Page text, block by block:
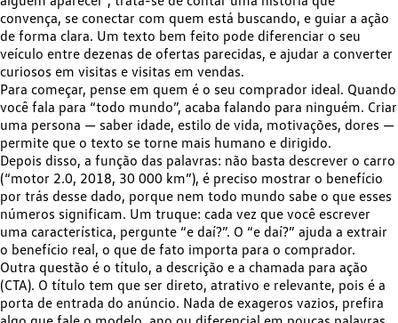
convença, se conectar com quem está buscando, e guiar a ação
de forma clara. Um texto bem feito pode diferenciar o seu
veículo entre dezenas de ofertas parecidas, e ajudar a converter
curiosos em visitas e visitas em vendas.
Para começar, pense em quem é o seu comprador ideal. Quando
você fala para “todo mundo”, acaba falando para ninguém. Criar
uma persona — saber idade, estilo de vida, motivações, dores —
permite que o texto se torne mais humano e dirigido.
Depois disso, a função das palavras: não basta descrever o carro
(“motor 2.0, 2018, 30 000 km”), é preciso mostrar o benefício
por trás desse dado, porque nem todo mundo sabe o que esses
números significam. Um truque: cada vez que você escrever
uma característica, pergunte “e daí?”. O “e daí?” ajuda a extrair
o benefício real, o que de fato importa para o comprador.
Outra questão é o título, a descrição e a chamada para ação
(CTA). O título tem que ser direto, atrativo e relevante, pois é a
porta de entrada do anúncio. Nada de exageros vazios, prefira